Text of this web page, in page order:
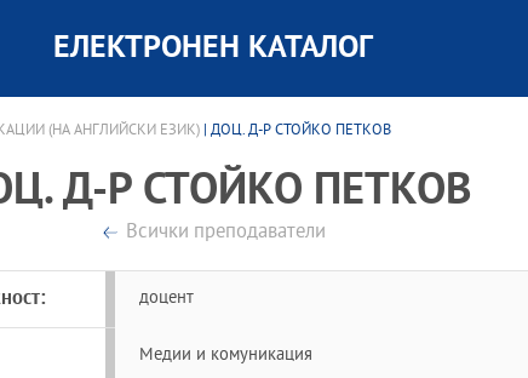
ЕЛЕКТРОНЕН КАТАЛОГ
(НА АНГЛИЙСКИ ЕЗИК) | ДОЦ. Д-Р СТОЙКО ПЕТКОВ
Д-Р СТОЙКО ПЕТКОВ
Всички преподаватели
доцент
Медии и комуникация